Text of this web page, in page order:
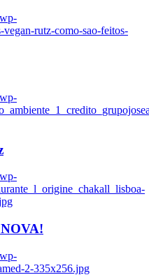
rutz-como-sao-feitos-
2-335x256.jpg